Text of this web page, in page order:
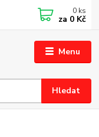
Menu
Hledat
0 ks
za 0 Kč